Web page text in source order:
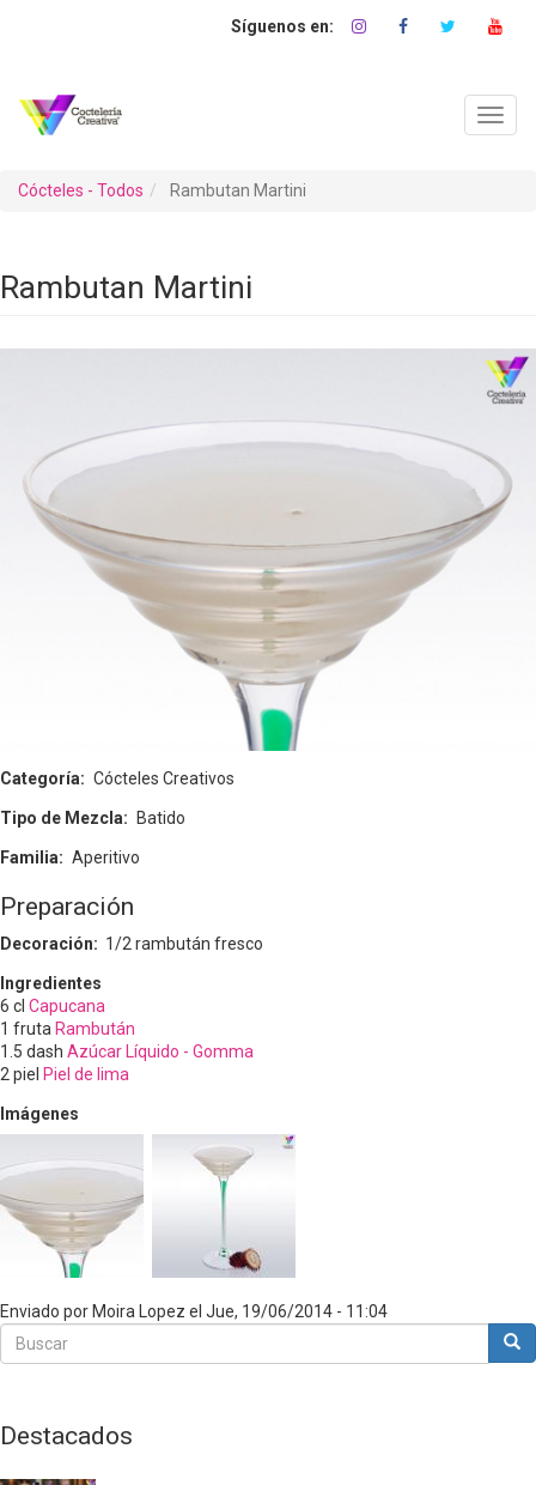
Cócteles - Todos Rambutan Martini
Rambutan Martini
Categoría Cócteles Creativos
Tipo de Mezcla Batido
Familia Aperitivo
Preparación
Decoración: 1/2 rambután fresco
Ingredientes
6 cl Capucana
1 fruta Rambután
1.5 dash Azúcar Líquido - Gomma
2piel Piel de lima
Imágenes
Enviado por Moira Lopez el Jue, 19/06/2014 - 11:04
Buscar
Buscar
Destacados